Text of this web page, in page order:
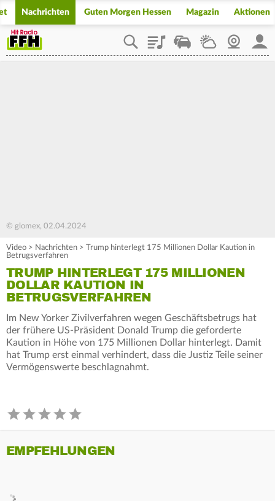
Nachrichten Guten Morgen Hessen Magazin Aktionen
PlaylistStaupilotWetterWebcam
© glomex, 02.04.2024
Video > Nachrichten > Trump hinterlegt 175 Millionen Dollar Kaution in
Betrugsverfahren
TRUMP HINTERLEGT 175 MILLIONEN
DOLLAR KAUTION IN
BETRUGSVERFAHREN
Im New Yorker Zivilverfahren wegen Geschäftsbetrugs hat
der frühere US-Präsident Donald Trump die geforderte
Kaution in Höhe von 175 Millionen Dollar hinterlegt. Damit
hat Trump erst einmal verhindert, dass die Justiz Teile seiner
Vermögenswerte beschlagnahmt.
EMPFEHLUNGEN